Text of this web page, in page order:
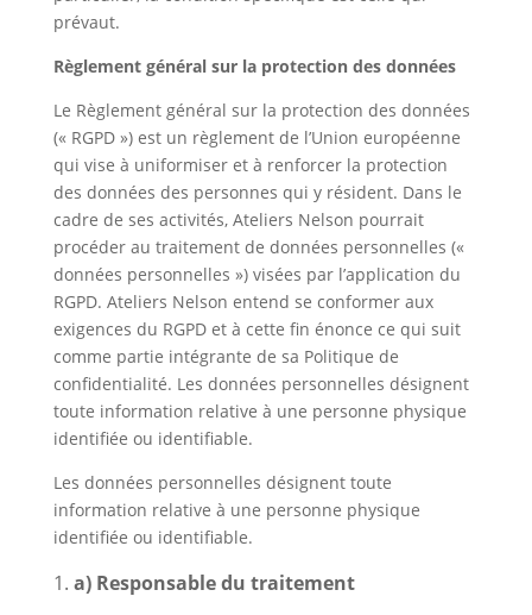
prévaut.
Règlement général sur la protection des données
Le Règlement général sur la protection des données
(« RGPD ») est un règlement de l’Union européenne
qui vise à uniformiser et à renforcer la protection
des données des personnes qui y résident. Dans le
cadre de ses activités, Ateliers Nelson pourrait
procéder au traitement de données personnelles («
données personnelles ») visées par l’application du
RGPD. Ateliers Nelson entend se conformer aux
exigences du RGPD et à cette fin énonce ce qui suit
comme partie intégrante de sa Politique de
confidentialité. Les données personnelles désignent
toute information relative à une personne physique
identifiée ou identifiable.
Les données personnelles désignent toute
information relative à une personne physique
identifiée ou identifiable.
a) Responsable du traitement